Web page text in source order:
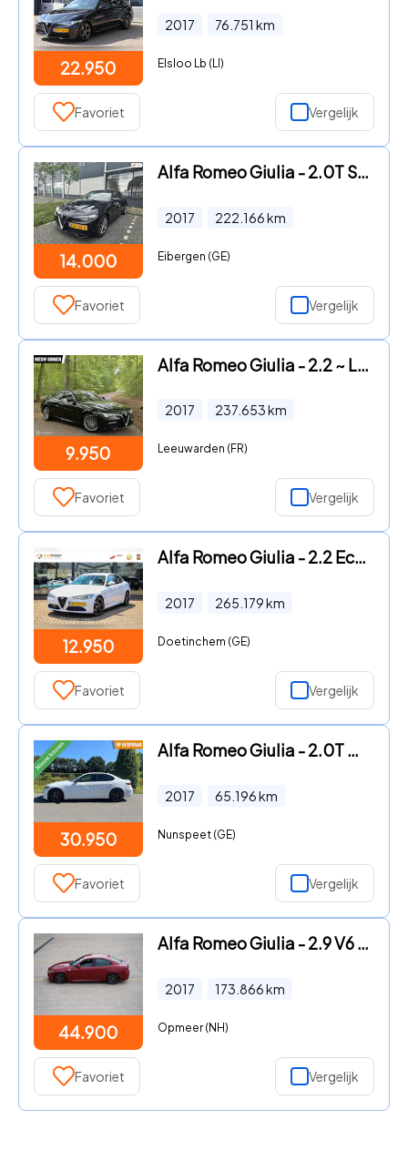
22.950
2017 76.751 km
Elsloo Lb (LI)
Favoriet Vergelijk
14.000
Alfa Romeo Giulia - 2.0T Super Afneembare Trekhaak & Onderhoudsbeurt
2017 222.166km
Eibergen (GE)
Favoriet Vergelijk
9.950
Alfa Romeo Giulia - 2.2 ~ Leder ~ Top staat ~ Xenon ~
2017 237.653km
Leeuwarden (FR)
Favoriet Vergelijk
12.950
Alfa Romeo Giulia - 2.2 Eco Business Super CAM. / FLIPPERS / 19''
2017 265.179km
Doetinchem (GE)
Favoriet Vergelijk
30.950
Alfa Romeo Giulia - 2.0T Q4 Veloce, 65dkm, 320pk, Squadra
2017 65.196km
Nunspeet (GE)
Favoriet Vergelijk
44.900
Alfa Romeo Giulia - 2.9 V6 Quadrifoglio Manual
2017 173.866km
Opmeer (NH)
Favoriet Vergelijk